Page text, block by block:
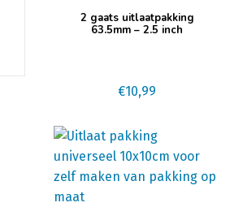
2 gaats uitlaatpakking
63.5mm – 2.5 inch
€10,99